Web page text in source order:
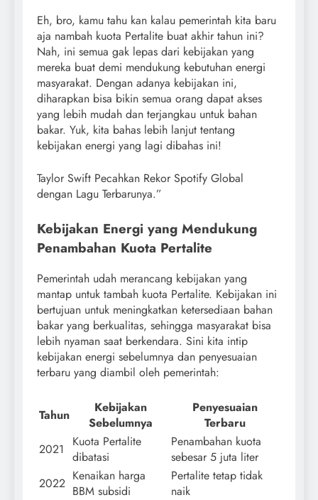
Eh, bro, kamu tahu kan kalau pemerintah kita baru
aja nambah kuota Pertalite buat akhir tahun ini?
Nah, ini semua gak lepas dari kebijakan yang
mereka buat demi mendukung kebutuhan energi
masyarakat. Dengan adanya kebijakan ini,
diharapkan bisa bikin semua orang dapat akses
yang lebih mudah dan terjangkau untuk bahan
bakar. Yuk, kita bahas lebih lanjut tentang
kebijakan energi yang lagi dibahas ini!
Taylor Swift Pecahkan Rekor Spotify Global
dengan Lagu Terbarunya.”
Kebijakan Energi yang Mendukung
Penambahan Kuota Pertalite
Pemerintah udah merancang kebijakan yang
mantap untuk tambah kuota Pertalite. Kebijakan ini
bertujuan untuk meningkatkan ketersediaan bahan
bakar yang berkualitas, sehingga masyarakat bisa
lebih nyaman saat berkendara. Sini kita intip
kebijakan energi sebelumnya dan penyesuaian
terbaru yang diambil oleh pemerintah:
Tahun
Kebijakan
Sebelumnya
Penyesuaian
Terbaru
2021
Kuota Pertalite
dibatasi
Penambahan kuota
sebesar 5 juta liter
2022 Kenaikan harga
BBM subsidi
Pertalite tetap tidak
naik